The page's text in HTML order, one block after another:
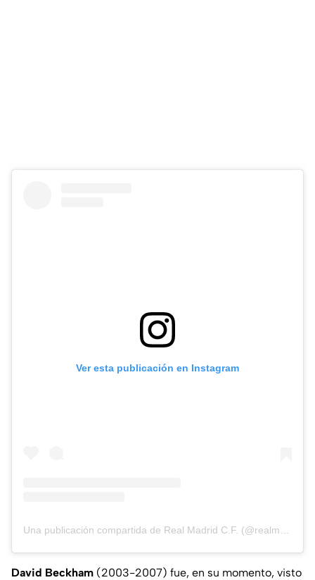
Ver esta publicación en Instagram
David Beckham (2003-2007) fue, en su momento, visto